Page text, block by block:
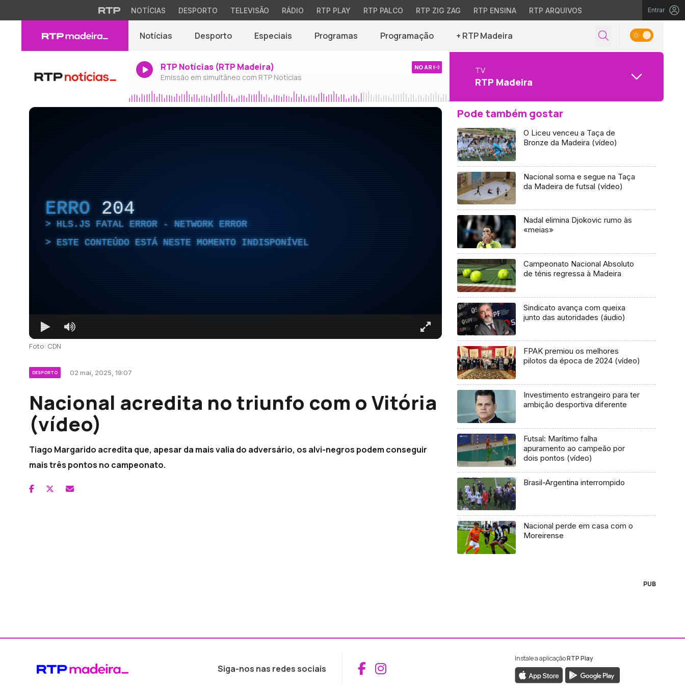
NOTÍCIAS DESPORTO TELEVISÃO RÁDIO RTP PLAY RTP PALCO RTP ZIG ZAG RTP ENSINA RTP ARQUIVOS Entrar
Notícias Desporto Especiais Programas Programação + RTP Madeira
RTP Notícias (RTP Madeira)
Emissão em simultâneo com RTP Notícias
NO AR TV
RTP Madeira
ERRO 204
HLS.JS FATAL ERROR - NETWORK ERROR
ESTE CONTEÚDO ESTÁ NESTE MOMENTO INDISPONÍVEL
Foto: CDN
DESPORTO 02 mai, 2025, 19:07
Nacional acredita no triunfo com o Vitória
(vídeo)
Tiago Margarido acredita que, apesar da mais valia do adversário, os alvi-negros podem conseguir
mais três pontos no campeonato.
Pode também gostar
O Liceu venceu a Taça de
Bronze da Madeira (vídeo)
Nacional soma e segue na Taça
da Madeira de futsal (vídeo)
Nadal elimina Djokovic rumo às
«meias»
Campeonato Nacional Absoluto
de ténis regressa à Madeira
Sindicato avança com queixa
junto das autoridades (áudio)
FPAK premiou os melhores
pilotos da época de 2024 (vídeo)
Investimento estrangeiro para ter
ambição desportiva diferente
Futsal: Marítimo falha
apuramento ao campeão por
dois pontos (vídeo)
Brasil-Argentina interrompido
Nacional perde em casa com o
Moreirense
PUB
Siga-nos nas redes sociais Aceder ao Facebook da RTP Madeira
Aceder ao Instagram da RTP Madeira
Instale a aplicaçãoRTP Play